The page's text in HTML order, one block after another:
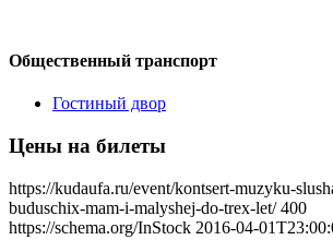
Общественный транспорт
Гостиный двор
Цены на билеты
https://kudaufa.ru/event/kontsert-muzyku-
buduschix-mam-i-malyshej-do-trex-let/ 400
https://schema.org/InStock 2016-04-